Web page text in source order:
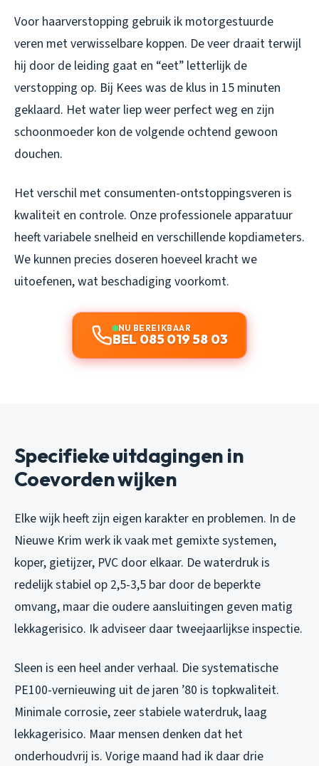
Voor haarverstopping gebruik ik motorgestuurde
veren met verwisselbare koppen. De veer draait terwijl
hij door de leiding gaat en “eet” letterlijk de
verstopping op. Bij Kees was de klus in 15 minuten
geklaard. Het water liep weer perfect weg en zijn
schoonmoeder kon de volgende ochtend gewoon
douchen.
Het verschil met consumenten-ontstoppingsveren is
kwaliteit en controle. Onze professionele apparatuur
heeft variabele snelheid en verschillende kopdiameters.
We kunnen precies doseren hoeveel kracht we
uitoefenen, wat beschadiging voorkomt.
NU BEREIKBAAR
BEL 085 019 58 03
Specifieke uitdagingen in
Coevorden wijken
Elke wijk heeft zijn eigen karakter en problemen. In de
Nieuwe Krim werk ik vaak met gemixte systemen,
koper, gietijzer, PVC door elkaar. De waterdruk is
redelijk stabiel op 2,5-3,5 bar door de beperkte
omvang, maar die oudere aansluitingen geven matig
lekkagerisico. Ik adviseer daar tweejaarlijkse inspectie.
Sleen is een heel ander verhaal. Die systematische
PE100-vernieuwing uit de jaren ’80 is topkwaliteit.
Minimale corrosie, zeer stabiele waterdruk, laag
lekkagerisico. Maar mensen denken dat het
onderhoudvrij is. Vorige maand had ik daar drie